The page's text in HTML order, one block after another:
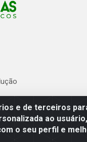
e de terceiros
ao
o seu perfil e
Eletricos - Av. Jorn.